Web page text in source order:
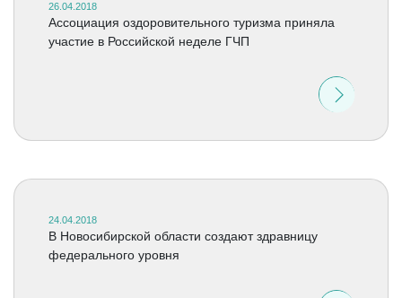
26.04.2018
Ассоциация оздоровительного туризма приняла
участие в Российской неделе ГЧП
24.04.2018
В Новосибирской области создают здравницу
федерального уровня